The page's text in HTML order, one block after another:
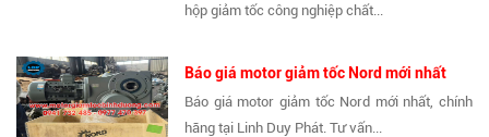
hộp giảm tốc công nghiệp chất...
Báo giá motor giảm tốc Nord mới nhất
Báo giá motor giảm tốc Nord mới nhất, chính
hãng tại Linh Duy Phát. Tư vấn...